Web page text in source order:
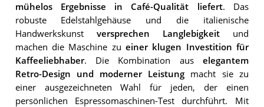
mühelos Ergebnisse in Café-Qualität liefert. Das
robuste Edelstahlgehäuse und die italienische
Handwerkskunst versprechen Langlebigkeitund
machen die Maschine zu einer klugen Investition für
Kaffeeliebhaber. Die Kombination aus elegantem
Retro-Design und moderner Leistung macht sie zu
einer ausgezeichneten Wahl für jeden, der einen
persönlichen Espressomaschinen-Test durchführt. Mit